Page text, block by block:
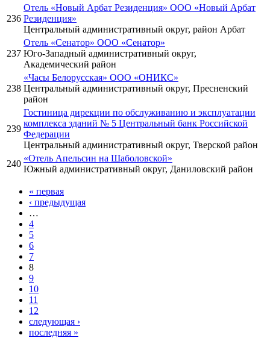
236
Отель «Новый Арбат Резиденция» ООО «Новый Арбат
Резиденция»
Центральный административный округ, район Арбат
237
Отель «Сенатор» ООО «Сенатор»
Юго-Западный административный округ,
Академический район
238
«Часы Белорусская» ООО «ОНИКС»
Центральный административный округ, Пресненский
район
239
Гостиница дирекции по обслуживанию и эксплуатации
комплекса зданий № 5 Центральный банк Российской
Федерации
Центральный административный округ, Тверской район
240
«Отель Апельсин на Шаболовской»
Южный административный округ, Даниловский район
Страницы
« первая
‹ предыдущая
…
4
5
6
7
8
9
10
11
12
следующая ›
последняя »